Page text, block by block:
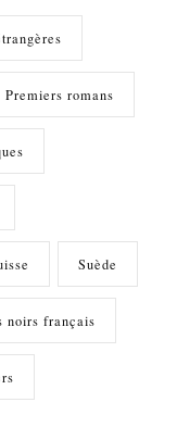
Premiers romans
Suède
noirs français